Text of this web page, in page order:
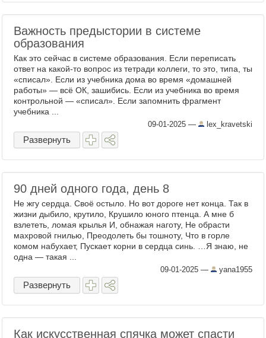
Важность предыстории в системе
образования
Как это сейчас в системе образования. Если переписать
ответ на какой-то вопрос из тетради коллеги, то это, типа, ты
«списал». Если из учебника дома во время «домашней
работы» — всё ОК, зашибись. Если из учебника во время
контрольной — «списал». Если запомнить фрагмент
учебника ...
09-01-2025 — lex_kravetski
Развернуть
90 дней одного года, день 8
Не жгу сердца. Своё остыло. Но вот дороге нет конца. Так в
жизни дыбило, крутило, Крушило юного птенца. А мне б
взлететь, ломая крылья И, обнажая наготу, Не обрасти
махровой гнилью, Преодолеть бы тошноту, Что в горле
комом набухает, Пускает корни в сердца синь. …Я знаю, не
одна — такая ...
09-01-2025 — yana1955
Развернуть
Как искусственная спячка может спасти